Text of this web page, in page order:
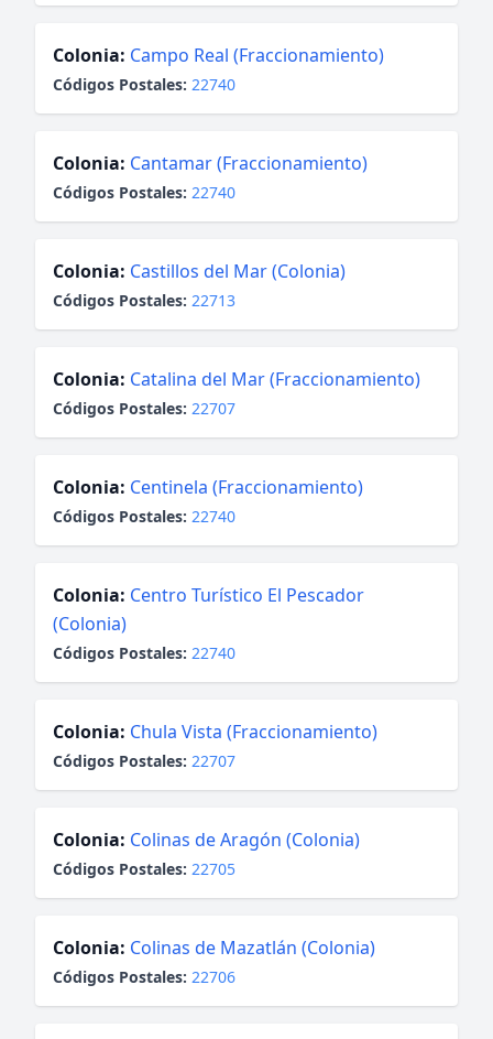
Colonia: Campo Real (Fraccionamiento)
Códigos Postales: 22740
Colonia: Cantamar (Fraccionamiento)
Códigos Postales: 22740
Colonia: Castillos del Mar (Colonia)
Códigos Postales: 22713
Colonia: Catalina del Mar (Fraccionamiento)
Códigos Postales: 22707
Colonia: Centinela (Fraccionamiento)
Códigos Postales: 22740
Colonia: Centro Turístico El Pescador
(Colonia)
Códigos Postales: 22740
Colonia: Chula Vista (Fraccionamiento)
Códigos Postales: 22707
Colonia: Colinas de Aragón (Colonia)
Códigos Postales: 22705
Colonia: Colinas de Mazatlán (Colonia)
Códigos Postales: 22706